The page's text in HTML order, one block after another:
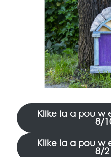
Klike la a pou w
8/
Klike la a pou w
8/